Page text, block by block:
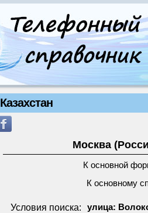
Казахстан
Москва
К основной
К основному
Условия поиска: улица: